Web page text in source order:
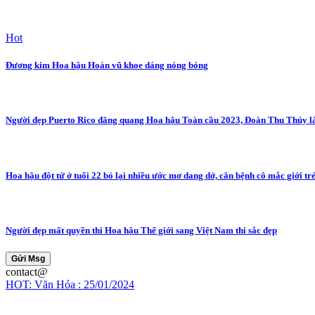
Hot
Đương kim Hoa hậu Hoàn vũ khoe dáng nóng bỏng
Người đẹp Puerto Rico đăng quang Hoa hậu Toàn cầu 2023, Đoàn Thu Thủy
Hoa hậu đột tử ở tuổi 22 bỏ lại nhiều ước mơ dang dở, căn bệnh cô mắc giới
Người đẹp mất quyền thi Hoa hậu Thế giới sang Việt Nam thi sắc đẹp
Gửi Msg
contact@
HOT: Văn Hóa : 25/01/2024